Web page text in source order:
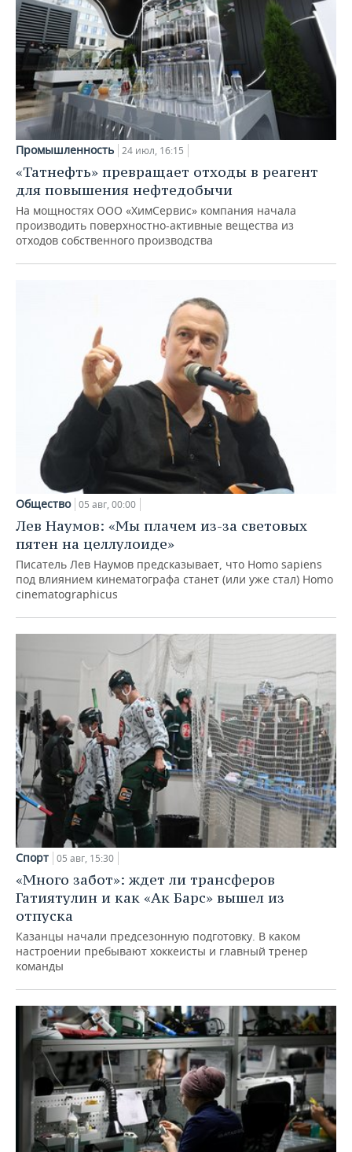
Промышленность 24 июл, 16:15
«Татнефть» превращает отходы в реагент
для повышения нефтедобычи
На мощностях ООО «ХимСервис» компания начала
производить поверхностно-активные вещества из
отходов собственного производства
Общество 05 авг, 00:00
Лев Наумов: «Мы плачем из-за световых
пятен на целлулоиде»
Писатель Лев Наумов предсказывает, что Homo sapiens
под влиянием кинематографа станет (или уже стал) Homo
cinematographicus
Спорт 05 авг, 15:30
«Много забот»: ждет ли трансферов
Гатиятулин и как «Ак Барс» вышел из
отпуска
Казанцы начали предсезонную подготовку. В каком
настроении пребывают хоккеисты и главный тренер
команды